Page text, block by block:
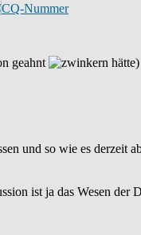
geahnt hätte)
und so wie es derzeit
ist ja das Wesen der